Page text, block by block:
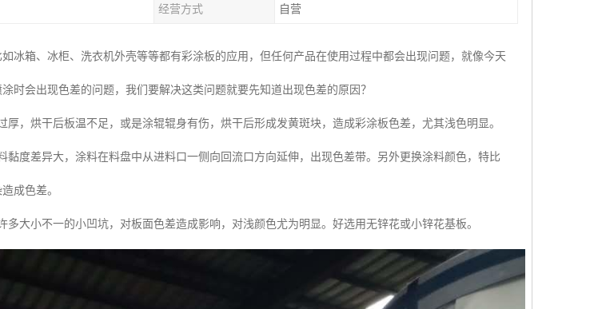
经营方式 自营
冰箱、冰柜、洗衣机外壳等等都有彩涂板的应用，但任何产品在使用过程中都会出现问题，就像今天
时会出现色差的问题，我们要解决这类问题就要先知道出现色差的原因？
厚，烘干后板温不足，或是涂辊辊身有伤，烘干后形成发黄斑块，造成彩涂板色差，尤其浅色明显。
黏度差异大，涂料在料盘中从进料口一侧向回流口方向延伸，出现色差带。另外更换涂料颜色，特比
成色差。
大小不一的小凹坑，对板面色差造成影响，对浅颜色尤为明显。好选用无锌花或小锌花基板。